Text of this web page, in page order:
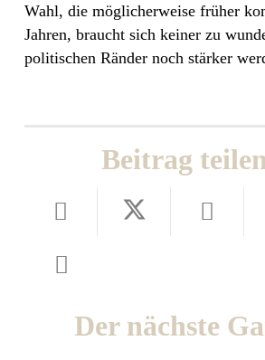
Wahl, die möglicherweise früher
Jahren, braucht sich keiner zu
politischen Ränder noch stärker
Beitrag
Der nächste